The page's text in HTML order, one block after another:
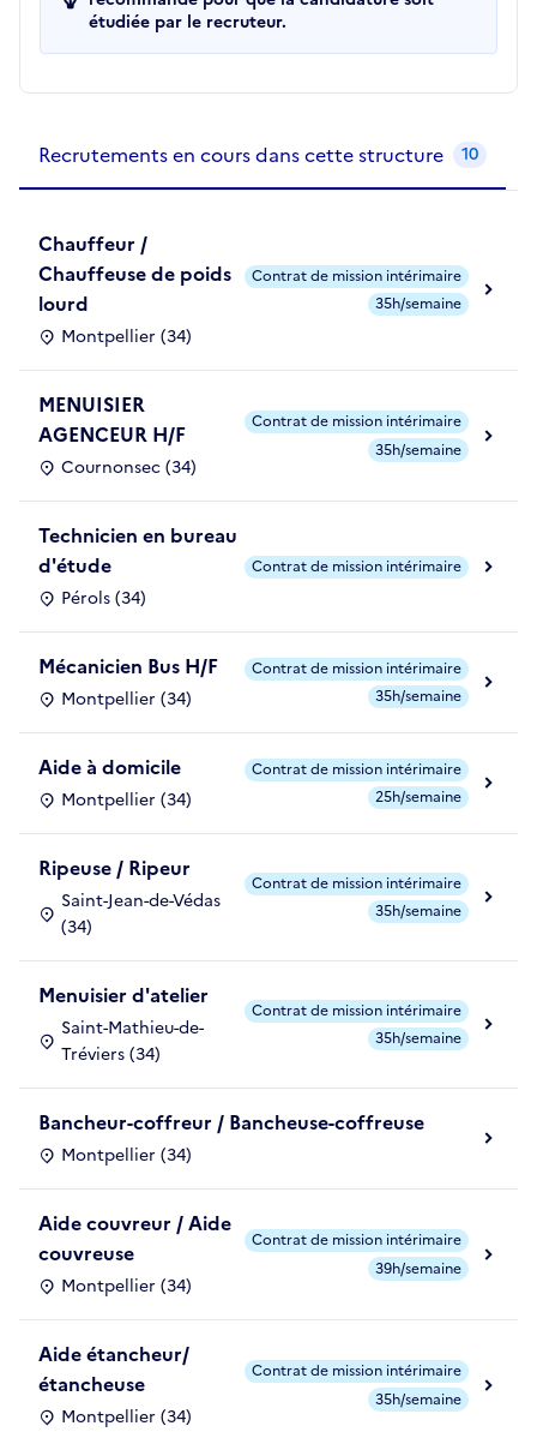
étudiée par le recruteur.
Recrutements en cours dans cette structure 10
Chauffeur /
Chauffeuse de poids
lourd
Montpellier (34)
Contrat de mission intérimaire
35h/semaine
MENUISIER
AGENCEUR H/F
Cournonsec (34)
Contrat de mission intérimaire
35h/semaine
Technicien en bureau
d'étude
Pérols (34)
Contrat de mission intérimaire
Mécanicien Bus H/F
Montpellier (34)
Contrat de mission intérimaire
35h/semaine
Aide à domicile
Montpellier (34)
Contrat de mission intérimaire
25h/semaine
Ripeuse / Ripeur
Saint-Jean-de-Védas
(34)
Contrat de mission intérimaire
35h/semaine
Menuisier d'atelier
Saint-Mathieu-de-
Tréviers (34)
Contrat de mission intérimaire
35h/semaine
Bancheur-coffreur / Bancheuse-coffreuse
Montpellier (34)
Aide couvreur / Aide
couvreuse
Montpellier (34)
Contrat de mission intérimaire
39h/semaine
Aide étancheur/
étancheuse
Montpellier (34)
Contrat de mission intérimaire
35h/semaine